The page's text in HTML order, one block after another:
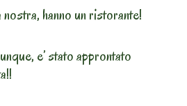
hanno un ristorante!
e’ stato approntato